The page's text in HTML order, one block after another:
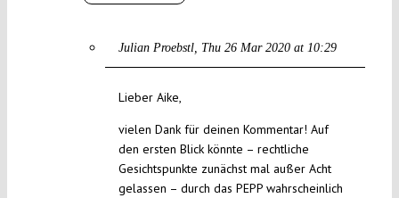
Julian Proebstl Thu 26 Mar 2020 at 10:29
Lieber Aike,
vielen Dank für deinen Kommentar! Auf
den ersten Blick könnte – rechtliche
Gesichtspunkte zunächst mal außer Acht
gelassen – durch das PEPP wahrscheinlich